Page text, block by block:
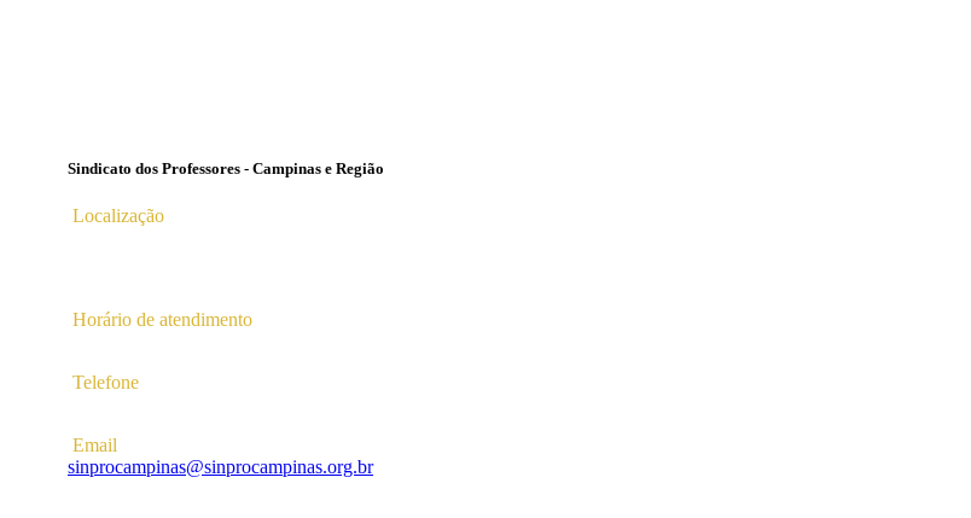
Sindicato dos Professores - Campinas e Região
Localização
Horário de atendimento
Telefone
Email
sinprocampinas@sinprocampinas.org.br